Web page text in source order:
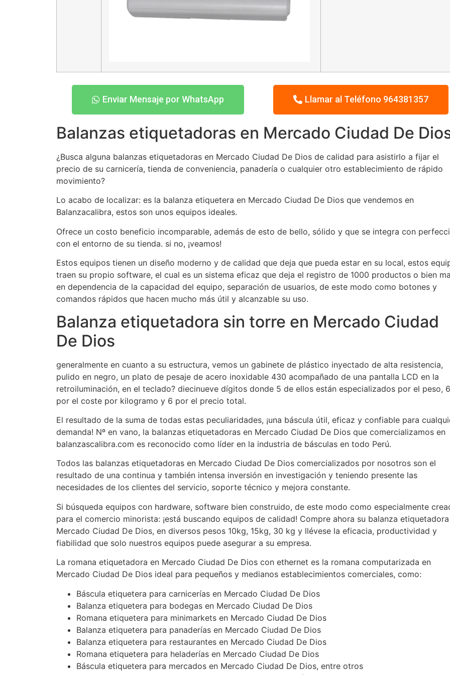
Enviar Mensaje por WhatsApp Llamar al Teléfono 964381357
Balanzas etiquetadoras en Mercado Ciudad De
¿Busca alguna balanzas etiquetadoras en Mercado Ciudad De Dios de calidad para asistirlo a fijar el
precio de su carnicería, tienda de conveniencia, panadería o cualquier otro establecimiento de rápido
movimiento?
Lo acabo de localizar: es la balanza etiquetera en Mercado Ciudad De Dios que vendemos en
Balanzacalibra, estos son unos equipos ideales.
Ofrece un costo beneficio incomparable, además de esto de bello, sólido y que se integra con
con el entorno de su tienda. si no, ¡veamos!
Estos equipos tienen un diseño moderno y de calidad que deja que pueda estar en su local, estos
traen su propio software, el cual es un sistema eficaz que deja el registro de 1000 productos o bien
en dependencia de la capacidad del equipo, separación de usuarios, de este modo como botones y
comandos rápidos que hacen mucho más útil y alcanzable su uso.
Balanza etiquetadora sin torre en Mercado Ciudad
De Dios
generalmente en cuanto a su estructura, vemos un gabinete de plástico inyectado de alta resistencia,
pulido en negro, un plato de pesaje de acero inoxidable 430 acompañado de una pantalla LCD en la
retroiluminación, en el teclado? diecinueve dígitos donde 5 de ellos están especializados por el peso, 6
por el coste por kilogramo y 6 por el precio total.
El resultado de la suma de todas estas peculiaridades, ¡una báscula útil, eficaz y confiable para
demanda! Nº en vano, la balanzas etiquetadoras en Mercado Ciudad De Dios que comercializamos en
balanzascalibra.com es reconocido como líder en la industria de básculas en todo Perú.
Todos las balanzas etiquetadoras en Mercado Ciudad De Dios comercializados por nosotros son el
resultado de una continua y también intensa inversión en investigación y teniendo presente las
necesidades de los clientes del servicio, soporte técnico y mejora constante.
Si búsqueda equipos con hardware, software bien construido, de este modo como especialmente
para el comercio minorista: ¡está buscando equipos de calidad! Compre ahora su balanza
Mercado Ciudad De Dios, en diversos pesos 10kg, 15kg, 30 kg y llévese la eficacia, productividad y
fiabilidad que solo nuestros equipos puede asegurar a su empresa.
La romana etiquetadora en Mercado Ciudad De Dios con ethernet es la romana computarizada en
Mercado Ciudad De Dios ideal para pequeños y medianos establecimientos comerciales, como:
Báscula etiquetera para carnicerías en Mercado Ciudad De Dios
Balanza etiquetera para bodegas en Mercado Ciudad De Dios
Romana etiquetera para minimarkets en Mercado Ciudad De Dios
Balanza etiquetera para panaderías en Mercado Ciudad De Dios
Balanza etiquetera para restaurantes en Mercado Ciudad De Dios
Romana etiquetera para heladerías en Mercado Ciudad De Dios
Báscula etiquetera para mercados en Mercado Ciudad De Dios, entre otros